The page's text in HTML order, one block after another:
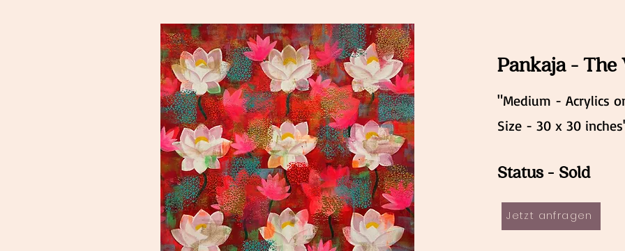
Pankaja -
"Medium - Acrylics
Size - 30 x 30
Status - Sold
Jetzt anfragen